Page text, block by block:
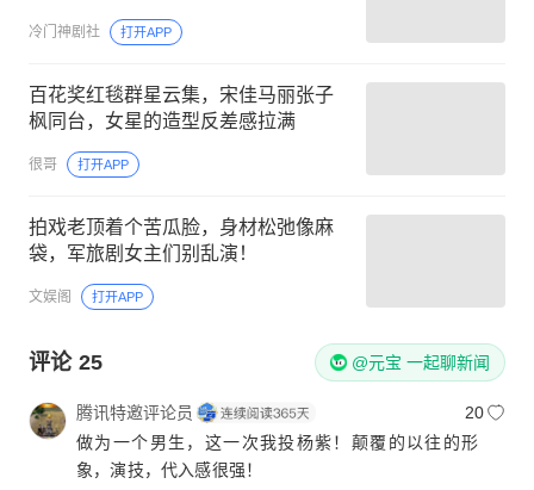
冷门神剧社 打开APP
百花奖红毯群星云集，宋佳马丽张子
枫同台，女星的造型反差感拉满
很哥 打开APP
拍戏老顶着个苦瓜脸，身材松弛像麻
袋，军旅剧女主们别乱演！
文娱阁 打开APP
评论 25 @元宝 一起聊新闻
腾讯特邀评论员
20
做为一个男生，这一次我投杨紫！颠覆的以往的形
象，演技，代入感很强！